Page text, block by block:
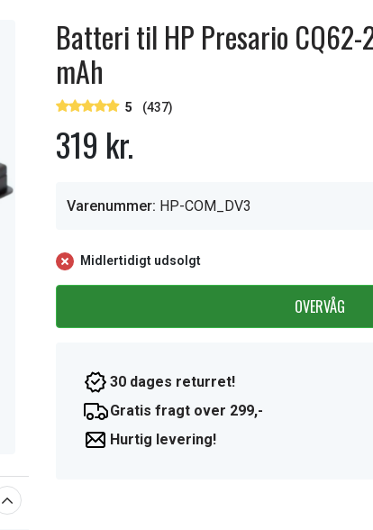
Batteri til HP Presario
mAh
5 (437)
319 kr.
Varenummer: HP-COM_DV3
Midlertidigt udsolgt
OVERVÅG
30 dages returret!
Gratis fragt over 299,-
Hurtig levering!